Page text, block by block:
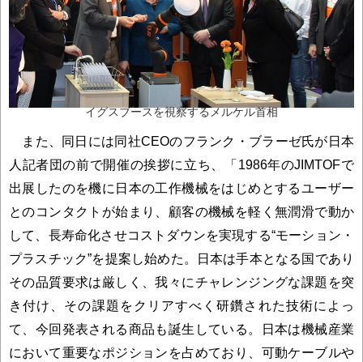
イグスブースを視察するメルケル首相
また、同日には同社CEOのフランク・ブラーゼ氏が日本
人記者団の前で開催の挨拶に立ち、「1986年のJIMTOFで
出展したのを機に日本の工作機械をはじめとするユーザー
とのコンタクトが始まり、顧客の機械を軽く無潤滑で動か
して、長寿命化させコストダウンを実現する“モーション・
プラスチック”を提案し始めた。日本は手本となる国であり
その品質要求は厳しく、我々にチャレンジングな課題を突
き付け、その課題をクリアすべく研鑽された技術によっ
て、今回発表される商品も誕生している。日本は機械産業
において重要なポジションを占めており、可動ケーブルや